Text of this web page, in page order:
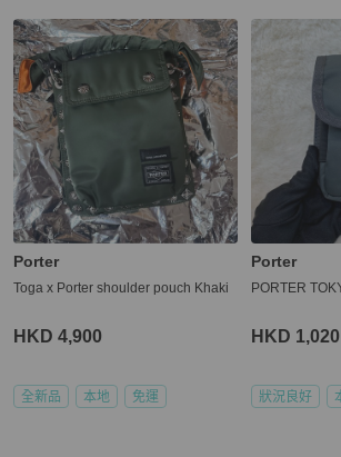
更多相似Porter男士錢包 / 小皮件推薦精品
Porter
Toga x Porter shoulder pouch Khaki
HKD 4,900
全新品 本地 免運
Porter
PORTER
HKD 1,020
狀況良好